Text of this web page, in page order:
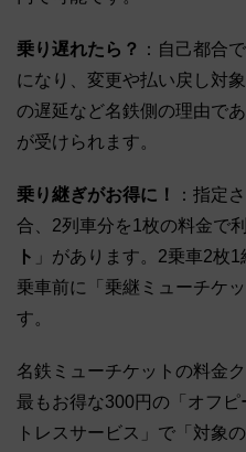
乗り遅れたら？
：自己都合
になり、変更や払い戻し対
の遅延など名鉄側の理由で
が受けられます。
乗り継ぎがお得に！
：指定
合、2列車分を1枚の料金で
ト 」があります。2乗車2枚
乗車前に「乗継ミューチケ
す。
名鉄ミューチケットの料金
最もお得な300円の「オフ
トレスサービス」で「対象